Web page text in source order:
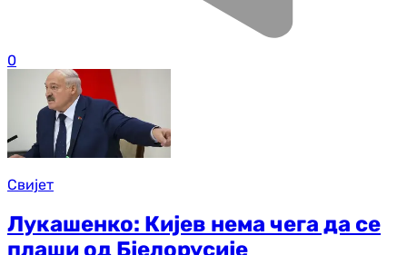
0
Свијет
Лукашенко: Кијев нема чега да се
плаши од Бјелорусије